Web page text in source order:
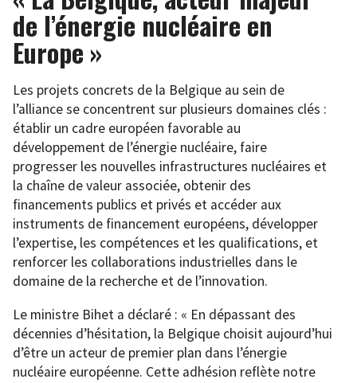
de l’énergie nucléaire en
Europe »
Les projets concrets de la Belgique au sein de
l’alliance se concentrent sur plusieurs domaines clés :
établir un cadre européen favorable au
développement de l’énergie nucléaire, faire
progresser les nouvelles infrastructures nucléaires et
la chaîne de valeur associée, obtenir des
financements publics et privés et accéder aux
instruments de financement européens, développer
l’expertise, les compétences et les qualifications, et
renforcer les collaborations industrielles dans le
domaine de la recherche et de l’innovation.
Le ministre Bihet a déclaré : « En dépassant des
décennies d’hésitation, la Belgique choisit aujourd’hui
d’être un acteur de premier plan dans l’énergie
nucléaire européenne. Cette adhésion reflète notre